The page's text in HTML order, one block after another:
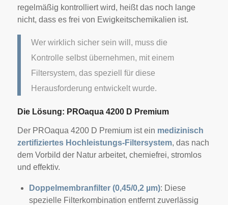
regelmäßig kontrolliert wird, heißt das noch lange
nicht, dass es frei von Ewigkeitschemikalien ist.
Wer wirklich sicher sein will, muss die
Kontrolle selbst übernehmen, mit einem
Filtersystem, das speziell für diese
Herausforderung entwickelt wurde.
Die Lösung: PROaqua 4200 D Premium
Der PROaqua 4200 D Premium ist ein medizinisch
zertifiziertes Hochleistungs-Filtersystem, das nach
dem Vorbild der Natur arbeitet, chemiefrei, stromlos
und effektiv.
Doppelmembranfilter (0,45/0,2 µm): Diese
spezielle Filterkombination entfernt zuverlässig